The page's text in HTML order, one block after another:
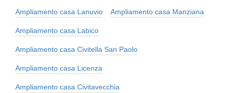
Ampliamento casa Lanuvio Ampliamento casa Manziana
Ampliamento casa Labico
Ampliamento casa Civitella San Paolo
Ampliamento casa Licenza
Ampliamento casa Civitavecchia